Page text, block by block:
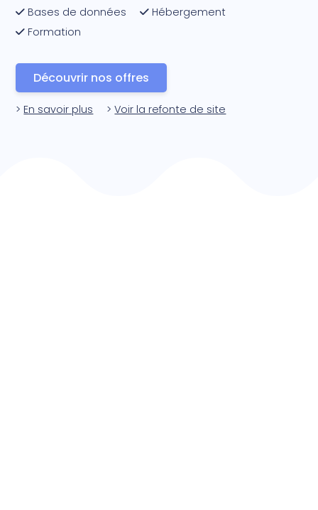
Bases de données
Hébergement
Formation
Découvrir nos offres
> En savoir plus >Voir la refonte de site